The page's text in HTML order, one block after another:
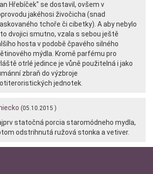
Hřebíček" se dostavil, ovšem v
jakéhosi živočicha (snad
tchoře či cibetky). A aby nebylo
dvojici smutno, vzala s sebou ještě
hosta v podobě čpavého silného
mýdla. Kromě parfému pro
otrlé jedince je vůně použitelná i jako
zbraň do výzbroje
jednotek.
(05.10.2015 )
statočná porcia staromódneho mydla,
odstrihnutá ružová stonka a vetiver.